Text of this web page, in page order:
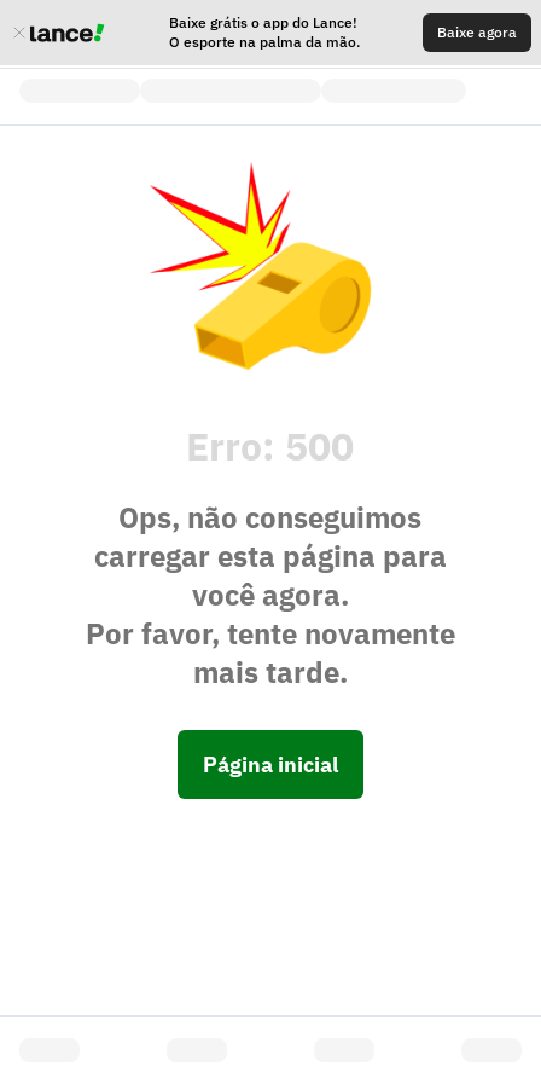
Baixe grátis o app do Lance!
O esporte na palma da mão.
Baixe agora
Erro: 500
Ops, não conseguimos
carregar esta página para
você agora.
Por favor, tente novamente
mais tarde.
Página inicial